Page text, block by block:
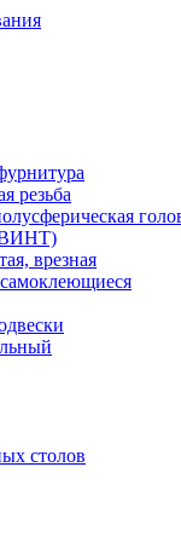
резьба
врезная
столов